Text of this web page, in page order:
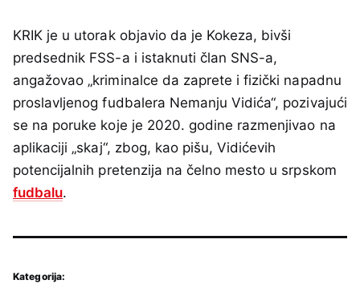
KRIK je u utorak objavio da je Kokeza, bivši
predsednik FSS-a i istaknuti član SNS-a,
angažovao „kriminalce da zaprete i fizički napadnu
proslavljenog fudbalera Nemanju Vidića“, pozivajući
se na poruke koje je 2020. godine razmenjivao na
aplikaciji „skaj“, zbog, kao pišu, Vidićevih
potencijalnih pretenzija na čelno mesto u srpskom
fudbalu.
Kategorija: